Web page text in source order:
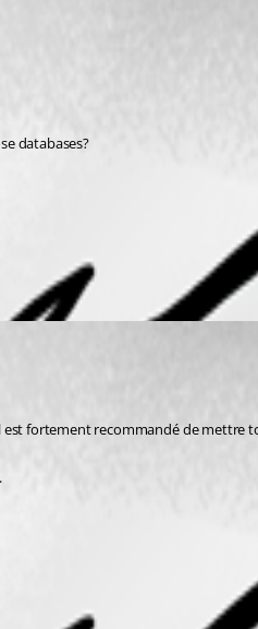
databases?
fortement recommandé de mettre